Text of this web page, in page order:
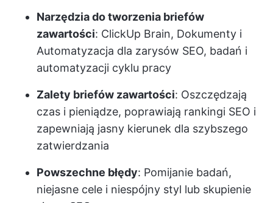
Narzędzia do tworzenia briefów
zawartości: ClickUp Brain, Dokumenty i
Automatyzacja dla zarysów SEO, badań i
automatyzacji cyklu pracy
Zalety briefów zawartości: Oszczędzają
czas i pieniądze, poprawiają rankingi SEO i
zapewniają jasny kierunek dla szybszego
zatwierdzania
Powszechne błędy: Pomijanie badań,
niejasne cele i niespójny styl lub skupienie